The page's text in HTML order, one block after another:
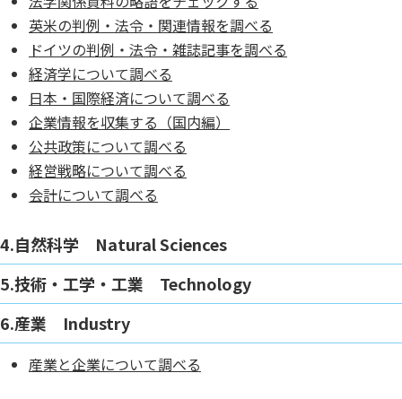
英米の判例・法令・関連情報を調べる
ドイツの判例・法令・雑誌記事を調べる
経済学について調べる
日本・国際経済について調べる
企業情報を収集する（国内編）
公共政策について調べる
経営戦略について調べる
会計について調べる
4.自然科学 Natural Sciences
5.技術・工学・工業 Technology
6.産業 Industry
産業と企業について調べる